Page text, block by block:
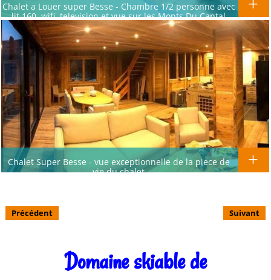
Chalet a Louer super Besse - Chambre 1/2 personne avec
lit 160, wifi, television et vue sur les Monts Du Cantal
Chalet Super Besse - vue exceptionnelle de la piece de
vie du chalet
Précédent Suivant
Domaine skiable de